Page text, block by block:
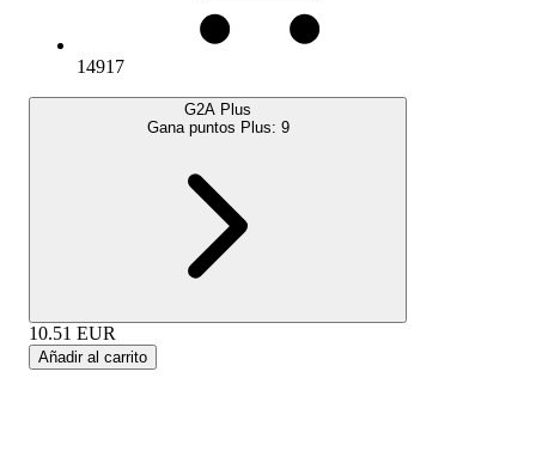
14917
G2A Plus
Gana puntos Plus: 9
10.51 EUR
Añadir al carrito